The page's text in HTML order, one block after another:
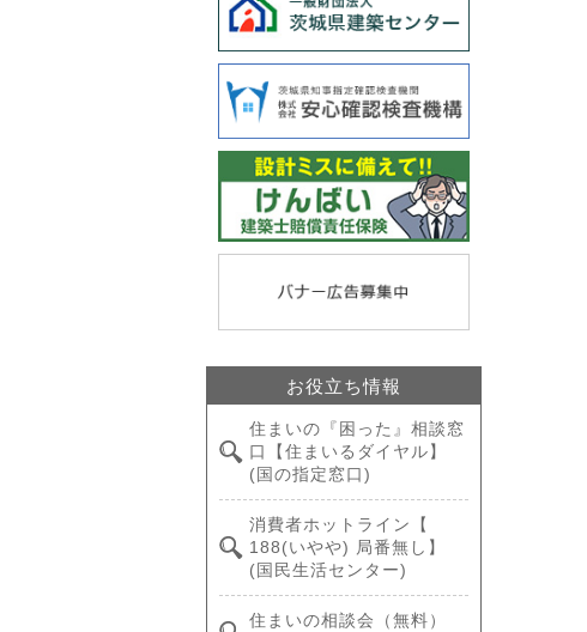
お役立ち情報
住まいの『困った』相談窓
口【住まいるダイヤル】
(国の指定窓口)
消費者ホットライン【
188(いやや) 局番無し】
(国民生活センター)
住まいの相談会（無料）